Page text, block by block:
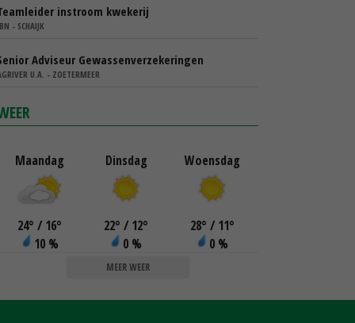
instroom kwekerij
- SCHAIJK
Adviseur Gewassenverzekeringen
U.A. - ZOETERMEER
Maandag
24° / 16°
10 %
Dinsdag
22° / 12°
0 %
Woensdag
28° / 11°
0 %
MEER WEER